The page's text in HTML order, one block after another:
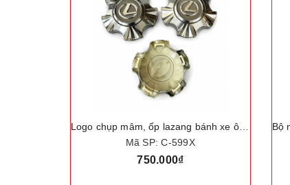
Logo chụp mâm, ốp lazang bánh xe ô tô Lexus LX570 đời 2012
Mã SP: C-599X
750.000₫